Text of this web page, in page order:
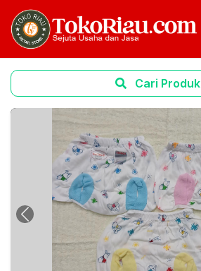
Cari Produk
Previous